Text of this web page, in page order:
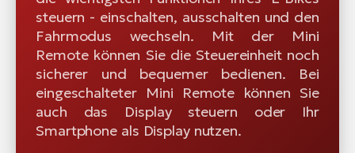
steuern - einschalten, ausschalten und den
Fahrmodus wechseln. Mit der Mini
Remote können Sie die Steuereinheit noch
sicherer und bequemer bedienen. Bei
eingeschalteter Mini Remote können Sie
auch das Display steuern oder Ihr
Smartphone als Display nutzen.